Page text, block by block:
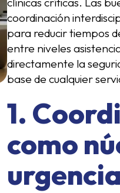
coordinación
para reducir tiempos
entre niveles
directamente la
base de cualquier
1.
como